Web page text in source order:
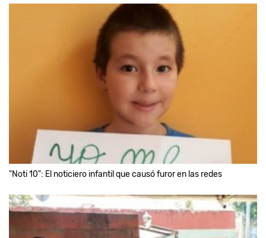
"Noti 10": El noticiero infantil que causó furor en las redes